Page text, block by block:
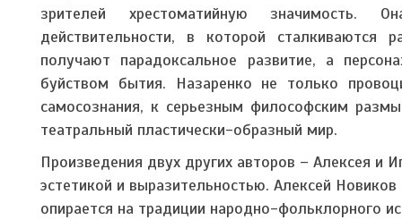
зрителей хрестоматийную значимость.
действительности, в которой сталкиваются
получают парадоксальное развитие, а
буйством бытия. Назаренко не только
самосознания, к серьезным философским
театральный пластически-образный мир.
Произведения двух других авторов – Алексея
эстетикой и выразительностью. Алексей
опирается на традиции народно-фольклорного